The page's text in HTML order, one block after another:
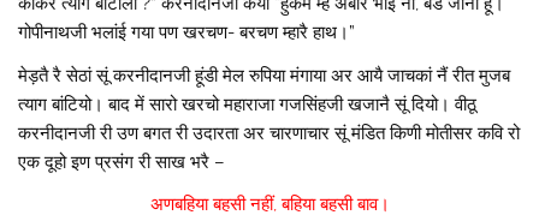
गोपीनाथजी भलांई गया पण खरचण- बरचण म्हारै हाथ।”
मेड़तै रै सेठां सूं करनीदानजी हूंडी मेल रुपिया मंगाया अर आयै जाचकां नैं रीत मुजब
त्याग बांटियो। बाद में सारो खरचो महाराजा गजसिंहजी खजानै सूं दियो। वीठू
करनीदानजी री उण बगत री उदारता अर चारणाचार सूं मंडित किणी मोतीसर कवि रो
एक दूहो इण प्रसंग री साख भरै –
अणबहिया बहसी नहीं, बहिया बहसी बाव।